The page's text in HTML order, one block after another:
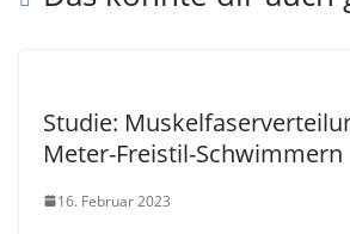
Studie:
Meter-Freistil-Schwimmern
16. Februar 2023